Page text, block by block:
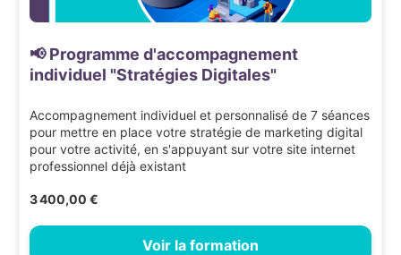
📢 Programme d'accompagnement
individuel "Stratégies Digitales"
Accompagnement individuel et personnalisé de 7 séances
pour mettre en place votre stratégie de marketing digital
pour votre activité, en s'appuyant sur votre site internet
professionnel déjà existant
3 400,00 €
Voir la formation